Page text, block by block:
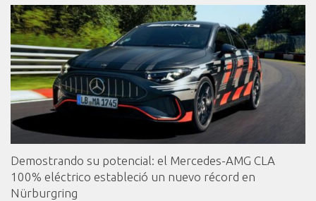
Demostrando su potencial: el Mercedes-AMG CLA
100% eléctrico estableció un nuevo récord en
Nürburgring